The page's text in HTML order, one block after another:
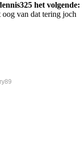
het volgende:
van dat tering joch